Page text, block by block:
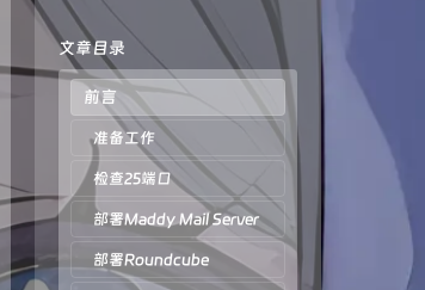
文章目录
前言
准备工作
检查25端口
部署Maddy Mail Server
部署Roundcube